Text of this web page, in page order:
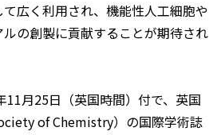
広く利用され、機能性人工細胞や
の創製に貢献することが期待され
11月25日（英国時間）付で、英国
of Chemistry）の国際学術誌